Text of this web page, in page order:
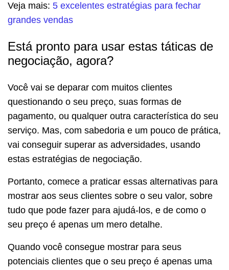
Veja mais: 5 excelentes estratégias para fechar
grandes vendas
Está pronto para usar estas táticas de
negociação, agora?
Você vai se deparar com muitos clientes
questionando o seu preço, suas formas de
pagamento, ou qualquer outra característica do seu
serviço. Mas, com sabedoria e um pouco de prática,
vai conseguir superar as adversidades, usando
estas estratégias de negociação.
Portanto, comece a praticar essas alternativas para
mostrar aos seus clientes sobre o seu valor, sobre
tudo que pode fazer para ajudá-los, e de como o
seu preço é apenas um mero detalhe.
Quando você consegue mostrar para seus
potenciais clientes que o seu preço é apenas uma